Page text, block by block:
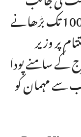
سے ایل آر ایچ آئی سی یو بیڈز کو 100 تک بڑھانے
پر وزیر
سامنے پودا
سے مہمان کو